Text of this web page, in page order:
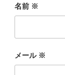
名前 ※
メール ※